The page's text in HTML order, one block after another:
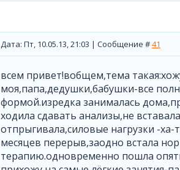
Дата: Пт, 10.05.13, 21:03 | Сообщение #41
всем привет!вобщем,тема
моя,папа,дедушки,бабушки-все
формой.изредка занималась
ходила сдавать анализы,не
отпрыгивала,силовые нагрузки -
месяцев перерыв,заодно встала
терапию.одновременно пошла